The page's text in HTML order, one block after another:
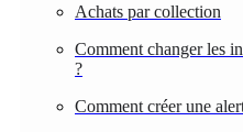
Achats par collection
Comment changer les
?
Comment créer une